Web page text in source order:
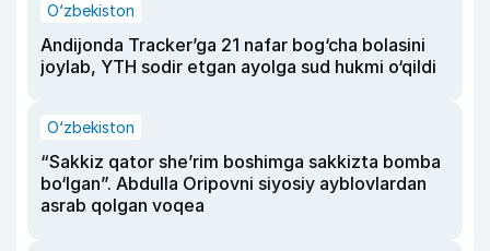
O‘zbekiston
Andijonda Tracker’ga 21 nafar bog‘cha bolasini
joylab, YTH sodir etgan ayolga sud hukmi o‘qildi
O‘zbekiston
“Sakkiz qator she’rim boshimga sakkizta bomba
bo‘lgan”. Abdulla Oripovni siyosiy ayblovlardan
asrab qolgan voqea